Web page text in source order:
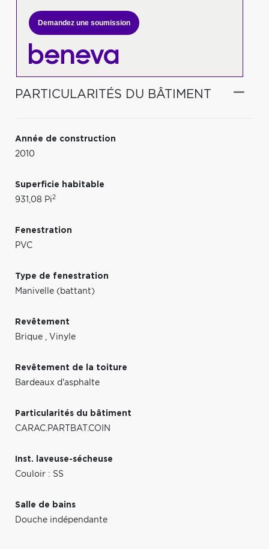
Demandez une soumission
PARTICULARITÉS DU BÂTIMENT
Année de construction
2010
Superficie habitable
931,08 Pi2
Fenestration
PVC
Type de fenestration
Manivelle (battant)
Revêtement
Brique , Vinyle
Revêtement de la toiture
Bardeaux d'asphalte
Particularités du bâtiment
CARAC.PARTBAT.COIN
Inst. laveuse-sécheuse
Couloir : SS
Salle de bains
Douche indépendante